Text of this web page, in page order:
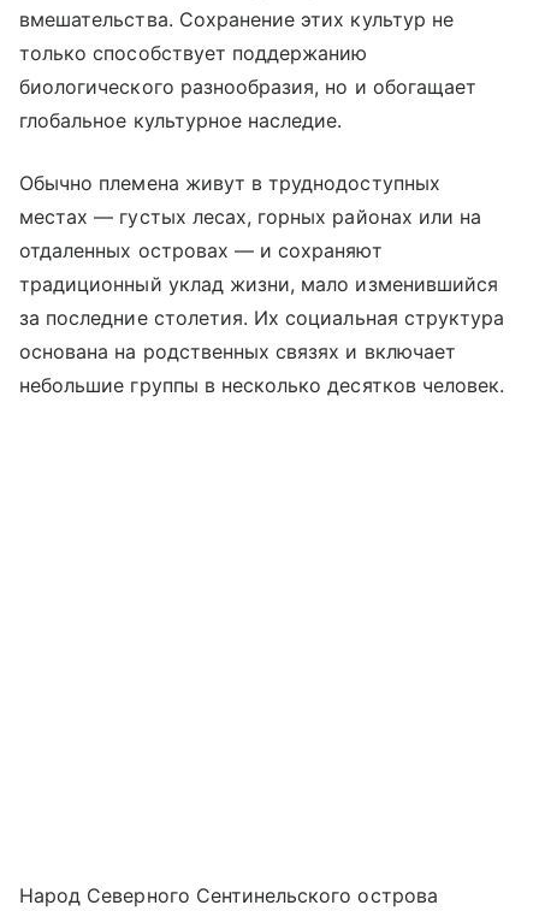
вмешательства. Сохранение этих культур не
только способствует поддержанию
биологического разнообразия, но и обогащает
глобальное культурное наследие.
Обычно племена живут в труднодоступных
местах — густых лесах, горных районах или на
отдаленных островах — и сохраняют
традиционный уклад жизни, мало изменившийся
за последние столетия. Их социальная структура
основана на родственных связях и включает
небольшие группы в несколько десятков человек.
Народ Северного Сентинельского острова